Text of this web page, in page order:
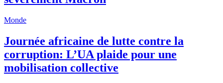
Monde
Journée africaine de lutte contre la
corruption: L’UA plaide pour une
mobilisation collective